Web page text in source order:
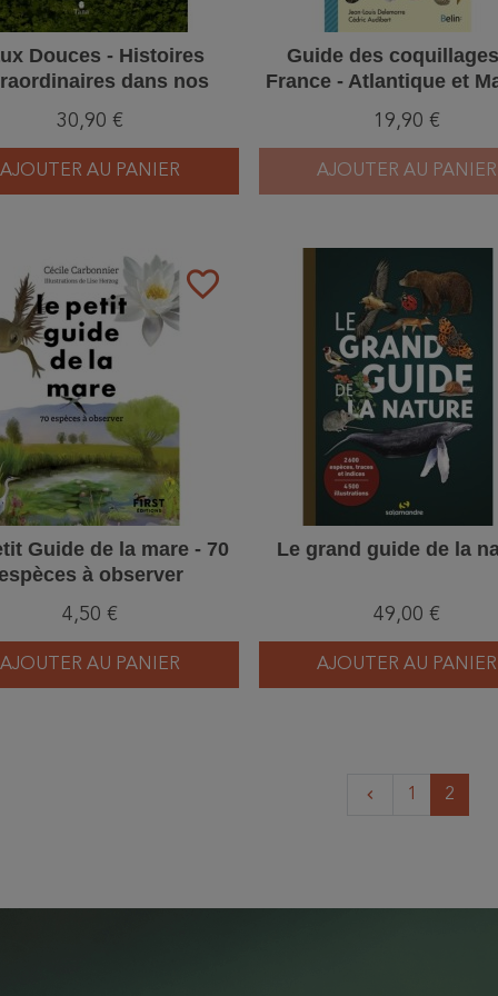
Douces - Histoires
dans nos
lacs
30,90 €
AJOUTER AU PANIER
Guide des
France - Atlantique et
19,90 €
AJOUTER AU PANIER
favorite_border
Guide de la mare - 70
à observer
4,50 €
AJOUTER AU PANIER
Le grand guide de la
49,00 €
AJOUTER AU PANIER
keyboard_arrow_left Précédent
1 2